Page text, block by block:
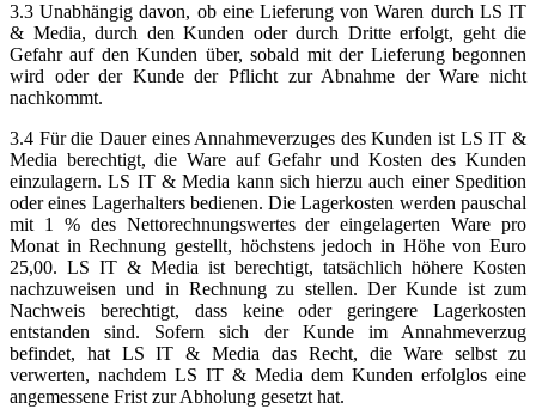
3.3 Unabhängig davon, ob eine Lieferung von Waren durch LS IT
& Media, durch den Kunden oder durch Dritte erfolgt, geht die
Gefahr auf den Kunden über, sobald mit der Lieferung begonnen
wird oder der Kunde der Pflicht zur Abnahme der Ware nicht
nachkommt.
3.4 Für die Dauer eines Annahmeverzuges des Kunden ist LS IT &
Media berechtigt, die Ware auf Gefahr und Kosten des Kunden
einzulagern. LS IT & Media kann sich hierzu auch einer Spedition
oder eines Lagerhalters bedienen. Die Lagerkosten werden pauschal
mit 1 % des Nettorechnungswertes der eingelagerten Ware pro
Monat in Rechnung gestellt, höchstens jedoch in Höhe von Euro
25,00. LS IT & Media ist berechtigt, tatsächlich höhere Kosten
nachzuweisen und in Rechnung zu stellen. Der Kunde ist zum
Nachweis berechtigt, dass keine oder geringere Lagerkosten
entstanden sind. Sofern sich der Kunde im Annahmeverzug
befindet, hat LS IT & Media das Recht, die Ware selbst zu
verwerten, nachdem LS IT & Media dem Kunden erfolglos eine
angemessene Frist zur Abholung gesetzt hat.